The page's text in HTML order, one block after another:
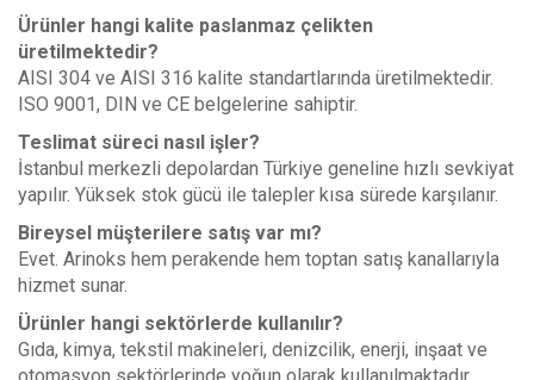
Ürünler hangi kalite paslanmaz çelikten
üretilmektedir?
AISI 304 ve AISI 316 kalite standartlarında üretilmektedir.
ISO 9001, DIN ve CE belgelerine sahiptir.
Teslimat süreci nasıl işler?
İstanbul merkezli depolardan Türkiye geneline hızlı sevkiyat
yapılır. Yüksek stok gücü ile talepler kısa sürede karşılanır.
Bireysel müşterilere satış var mı?
Evet. Arinoks hem perakende hem toptan satış kanallarıyla
hizmet sunar.
Ürünler hangi sektörlerde kullanılır?
Gıda, kimya, tekstil makineleri, denizcilik, enerji, inşaat ve